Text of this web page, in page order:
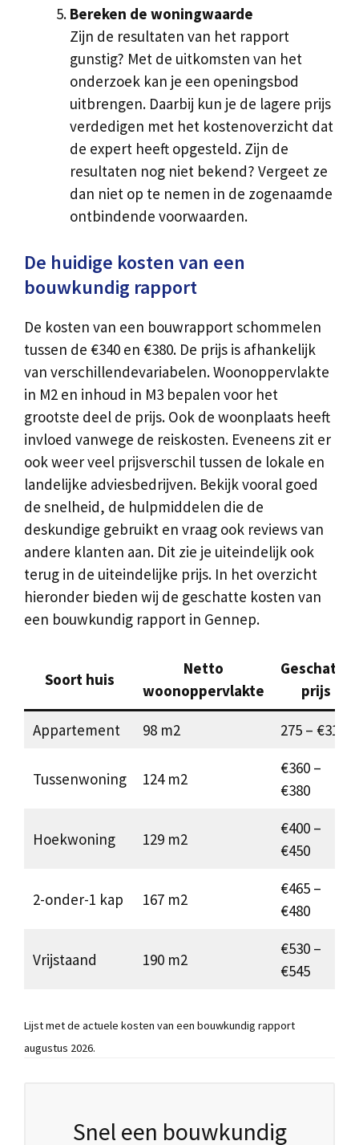
Bereken de woningwaarde
Zijn de resultaten van het rapport
gunstig? Met de uitkomsten van het
onderzoek kan je een openingsbod
uitbrengen. Daarbij kun je de lagere prijs
verdedigen met het kostenoverzicht dat
de expert heeft opgesteld. Zijn de
resultaten nog niet bekend? Vergeet ze
dan niet op te nemen in de zogenaamde
ontbindende voorwaarden.
De huidige kosten van een
bouwkundig rapport
De kosten van een bouwrapport schommelen
tussen de €340 en €380. De prijs is afhankelijk
van verschillendevariabelen. Woonoppervlakte
in M2 en inhoud in M3 bepalen voor het
grootste deel de prijs. Ook de woonplaats heeft
invloed vanwege de reiskosten. Eveneens zit er
ook weer veel prijsverschil tussen de lokale en
landelijke adviesbedrijven. Bekijk vooral goed
de snelheid, de hulpmiddelen die de
deskundige gebruikt en vraag ook reviews van
andere klanten aan. Dit zie je uiteindelijk ook
terug in de uiteindelijke prijs. In het overzicht
hieronder bieden wij de geschatte kosten van
een bouwkundig rapport in Gennep.
Soort huis
Netto
woonoppervlakte
Geschatte
prijs
Appartement 98 m2 275 – €310
Tussenwoning 124 m2
€360 –
€380
Hoekwoning 129 m2
€400 –
€450
2-onder-1 kap 167 m2
€465 –
€480
Vrijstaand 190 m2
€530 –
€545
Lijst met de actuele kosten van een bouwkundig rapport
augustus 2026.
Snel een bouwkundig